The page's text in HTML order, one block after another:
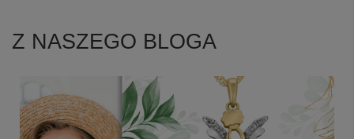
Z NASZEGO BLOGA